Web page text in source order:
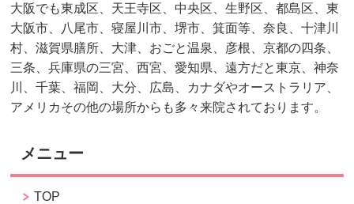
大阪でも東成区、天王寺区、中央区、生野区、都島区、東
大阪市、八尾市、寝屋川市、堺市、箕面等、奈良、十津川
村、滋賀県膳所、大津、おごと温泉、彦根、京都の四条、
三条、兵庫県の三宮、西宮、愛知県、遠方だと東京、神奈
川、千葉、福岡、大分、広島、カナダやオーストラリア、
アメリカその他の場所からも多々来院されております。
メニュー
TOP